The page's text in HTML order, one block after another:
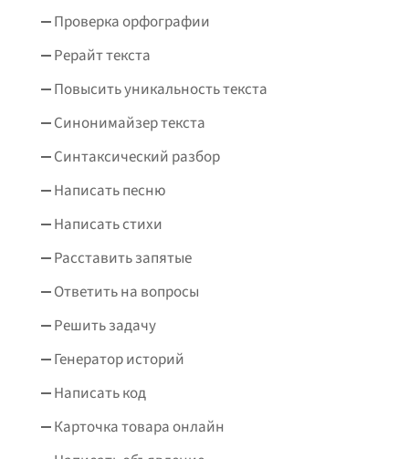
Проверка орфографии
Рерайт текста
Повысить уникальность текста
Синонимайзер текста
Синтаксический разбор
Написать песню
Написать стихи
Расставить запятые
Ответить на вопросы
Решить задачу
Генератор историй
Написать код
Карточка товара онлайн